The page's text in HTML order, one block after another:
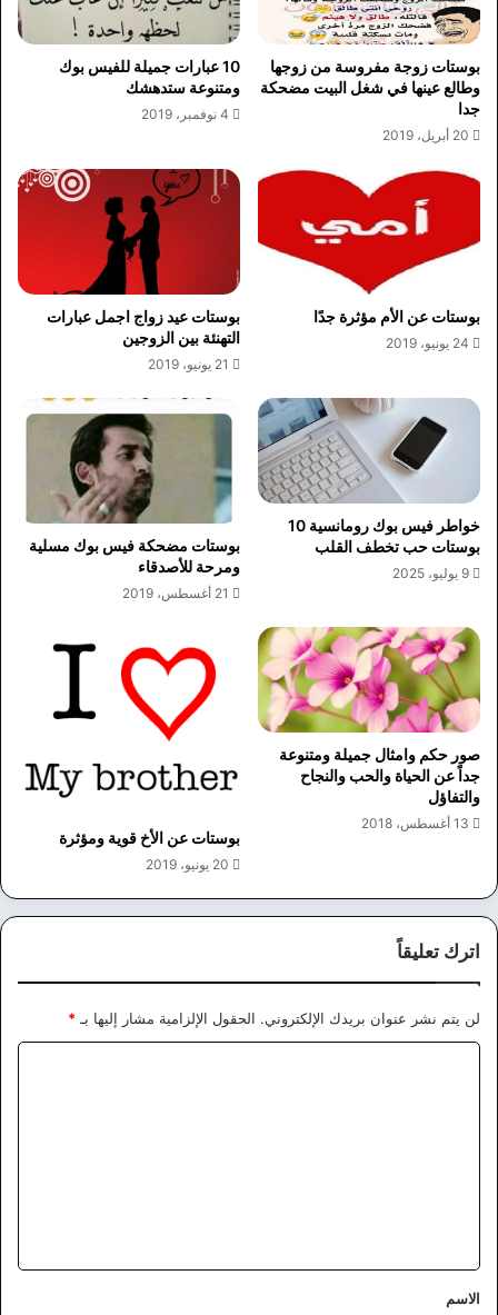
بوستات زوجة مفروسة من زوجها
وطالع عينها في شغل البيت مضحكة
جدا
20 أبريل، 2019
10 عبارات جميلة للفيس بوك
ومتنوعة ستدهشك
4 نوفمبر، 2019
بوستات عن الأم مؤثرة جدًا
24 يونيو، 2019
بوستات عيد زواج اجمل عبارات
التهنئة بين الزوجين
21 يونيو، 2019
خواطر فيس بوك رومانسية 10
بوستات حب تخطف القلب
9 يوليو، 2025
بوستات مضحكة فيس بوك مسلية
ومرحة للأصدقاء
21 أغسطس، 2019
صور حكم وامثال جميلة ومتنوعة
جداً عن الحياة والحب والنجاح
والتفاؤل
13 أغسطس، 2018
بوستات عن الأخ قوية ومؤثرة
20 يونيو، 2019
اترك تعليقاً
لن يتم نشر عنوان بريدك الإلكتروني. الحقول الإلزامية مشار إليها بـ *
*
الاسم